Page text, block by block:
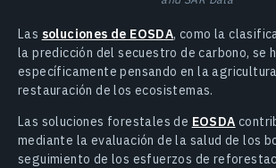
Las soluciones de EOSDA, como la
la predicción del secuestro de carbono, se
específicamente pensando en la
restauración de los ecosistemas.
Las soluciones forestales de EOSDA
mediante la evaluación de la salud de los
seguimiento de los esfuerzos de